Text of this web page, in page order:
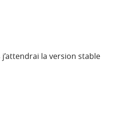
la version stable